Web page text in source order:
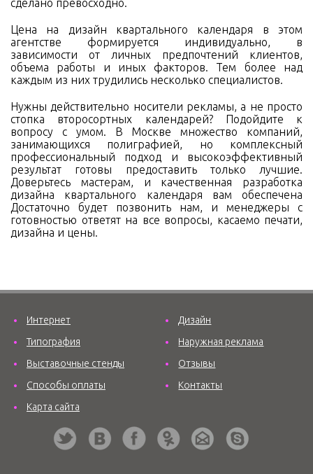
сделано превосходно.
Цена на дизайн квартального календаря в этом
агентстве формируется индивидуально, в
зависимости от личных предпочтений клиентов,
объема работы и иных факторов. Тем более над
каждым из них трудились несколько специалистов.
Нужны действительно носители рекламы, а не просто
стопка второсортных календарей? Подойдите к
вопросу с умом. В Москве множество компаний,
занимающихся полиграфией, но комплексный
профессиональный подход и высокоэффективный
результат готовы предоставить только лучшие.
Доверьтесь мастерам, и качественная разработка
дизайна квартального календаря вам обеспечена
Достаточно будет позвонить нам, и менеджеры с
готовностью ответят на все вопросы, касаемо печати,
дизайна и цены.
Интернет
Дизайн
Типография
Наружная реклама
Выставочные стенды
Отзывы
Способы оплаты
Контакты
Карта сайта